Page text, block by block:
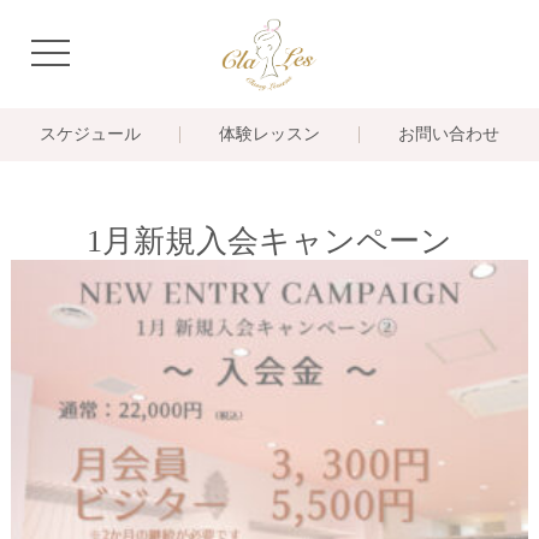
navigation
スケジュール 体験レッスン お問い合わせ
1月新規入会キャンペーン